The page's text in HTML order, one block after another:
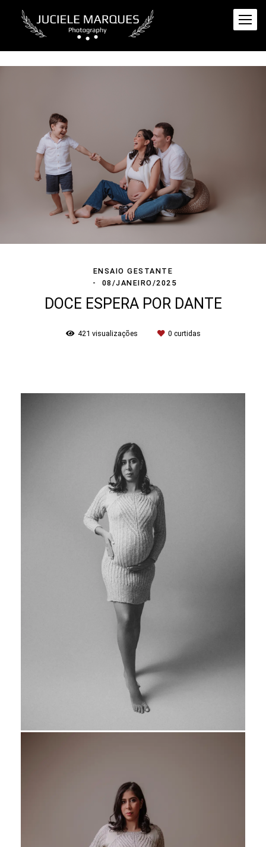
ENSAIO GESTANTE
08/JANEIRO/2025
DOCE ESPERA POR DANTE
421 visualizações 0 curtidas